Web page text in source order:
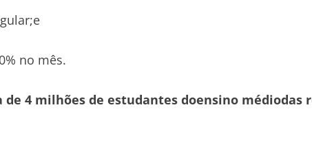
no mês.
4 milhões de estudantes doensino médiodas